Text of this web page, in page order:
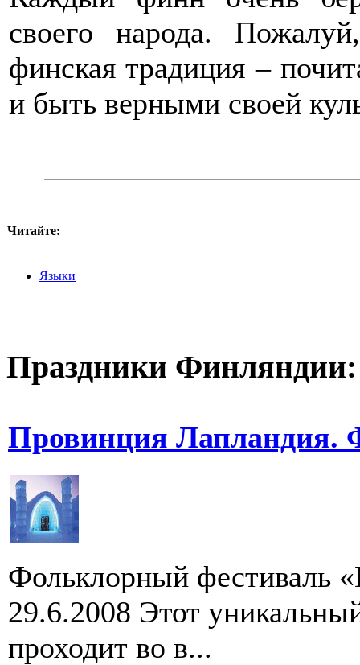
своего народа.
финская традиция –
и быть верными своей
Читайте:
Языки
Праздники Финляндии:
Провинция Лапландия.
Фольклорный фестиваль
29.6.2008 Этот
проходит во в...